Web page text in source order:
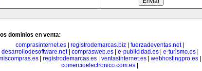
dominios en venta:
comprasinternet.es
registrodemarcas.biz fuerzadeventas.net|
desarrollodesoftware.net| comprasweb.es| e-publicidad.es| e-turismo.es|
registrodemarcas.es ventasinternet.es webhostingpro.es
comercioelectronico.com.es